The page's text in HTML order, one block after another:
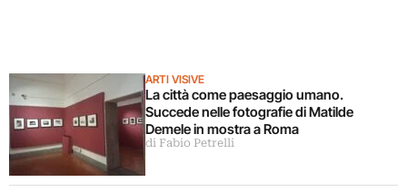
ARTI VISIVE
La città come paesaggio umano.
Succede nelle fotografie di Matilde
Demele in mostra a Roma
di Fabio Petrelli